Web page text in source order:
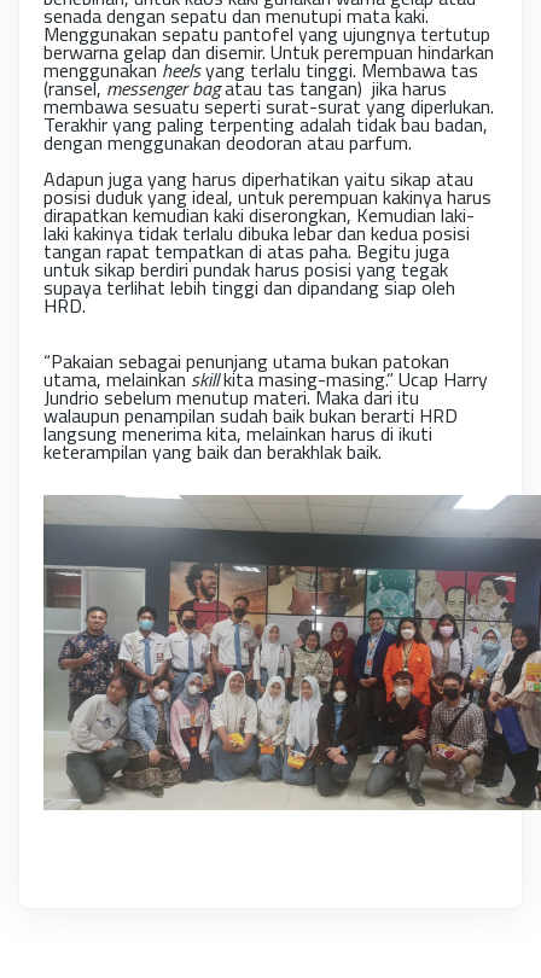
senada dengan sepatu dan menutupi mata kaki.
Menggunakan sepatu pantofel yang ujungnya tertutup
berwarna gelap dan disemir. Untuk perempuan hindarkan
menggunakanheelsyang terlalu tinggi. Membawa tas
(ransel, messenger bagatau tas tangan) jika harus
membawa sesuatu seperti surat-surat yang diperlukan.
Terakhir yang paling terpenting adalah tidak bau badan,
dengan menggunakan deodoran atau parfum.
Adapun juga yang harus diperhatikan yaitu sikap atau
posisi duduk yang ideal, untuk perempuan kakinya harus
dirapatkan kemudian kaki diserongkan, Kemudian laki-
laki kakinya tidak terlalu dibuka lebar dan kedua posisi
tangan rapat tempatkan di atas paha. Begitu juga
untuk sikap berdiri pundak harus posisi yang tegak
supaya terlihat lebih tinggi dan dipandang siap oleh
HRD.
“Pakaian sebagai penunjang utama bukan patokan
utama, melainkanskillkita masing-masing.” Ucap Harry
Jundrio sebelum menutup materi. Maka dari itu
walaupun penampilan sudah baik bukan berarti HRD
langsung menerima kita, melainkan harus di ikuti
keterampilan yang baik dan berakhlak baik.